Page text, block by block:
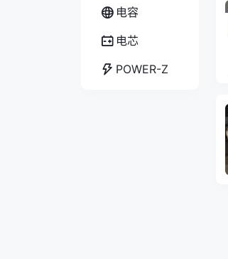
电容
电芯
POWER-Z